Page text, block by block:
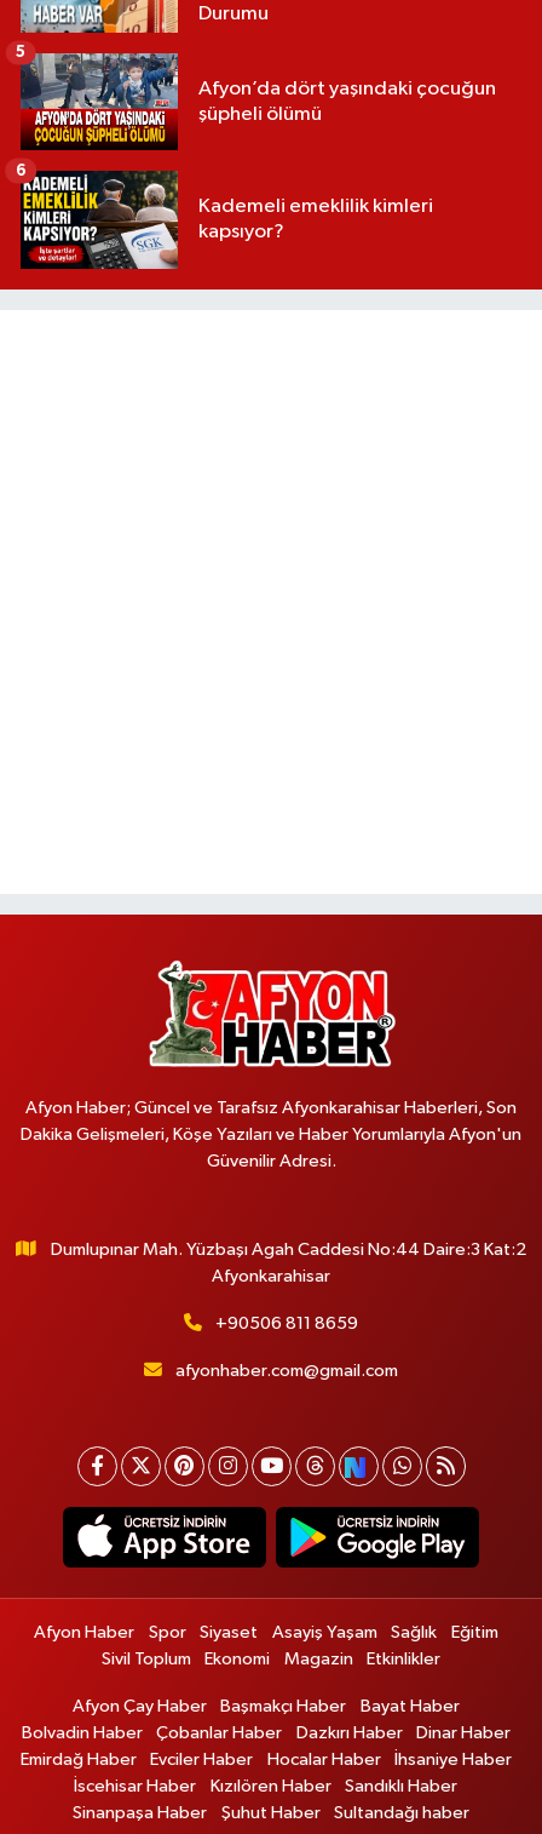
Durumu
Afyon’da dört yaşındaki çocuğun
şüpheli ölümü
5
Kademeli emeklilik kimleri
kapsıyor?
6
Afyon Haber; Güncel ve Tarafsız Afyonkarahisar Haberleri, Son
Dakika Gelişmeleri, Köşe Yazıları ve Haber Yorumlarıyla Afyon'un
Güvenilir Adresi.
Dumlupınar Mah. Yüzbaşı Agah Caddesi No:44 Daire:3 Kat:2
Afyonkarahisar
+90506 811 8659
afyonhaber.com@gmail.com
Afyon Haber Spor Siyaset Asayiş Yaşam Sağlık
Eğitim
Sivil Toplum
Ekonomi Magazin Etkinlikler
Afyon Çay Haber Başmakçı Haber
Bayat Haber
Bolvadin Haber
Çobanlar Haber Dazkırı Haber
Dinar Haber
Emirdağ Haber
Evciler Haber Hocalar Haber
İhsaniye Haber
İscehisar Haber
Kızılören Haber
Sandıklı Haber
Sinanpaşa Haber
Şuhut Haber Sultandağı haber